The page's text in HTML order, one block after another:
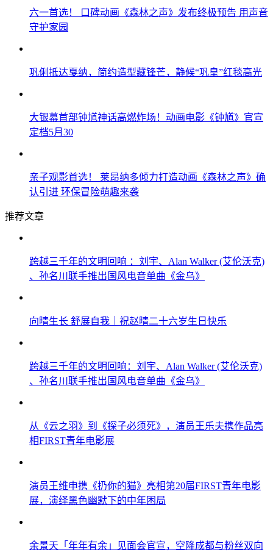
六一首选！ 口碑动画《森林之声》发布终极预告 用声音
守护家园
巩俐抵达戛纳，简约造型藏锋芒，静候“巩皇”红毯高光
大银幕首部钟馗神话高燃炸场！动画电影《钟馗》官宣
定档5月30
亲子观影首选！ 莱昂纳多倾力打造动画《森林之声》确
认引进 环保冒险萌趣来袭
推荐文章
跨越三千年的文明回响 ：刘宇、Alan Walker (艾伦沃克)
、孙名川联手推出国风电音单曲《金乌》
向晴生长 舒展自我｜祝赵晴二十六岁生日快乐
跨越三千年的文明回响：刘宇、Alan Walker (艾伦沃克)
、孙名川联手推出国风电音单曲《金乌》
从《云之羽》到《探子必须死》，演员王乐夫携作品亮
相FIRST青年电影展
演员王维申携《扔你的猫》亮相第20届FIRST青年电影
展，演绎黑色幽默下的中年困局
余景天「年年有余」见面会官宣，空降成都与粉丝双向